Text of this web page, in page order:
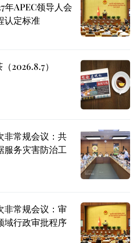
年APEC领导人会
认定标准
2026.8.7）
非常规会议：共
服务灾害防治工
非常规会议：审
域行政审批程序